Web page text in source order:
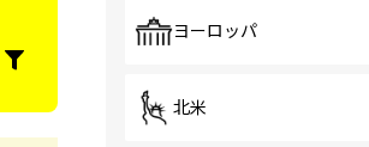
ヨーロッパ
北米